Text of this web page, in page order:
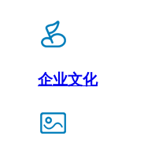
企业文化